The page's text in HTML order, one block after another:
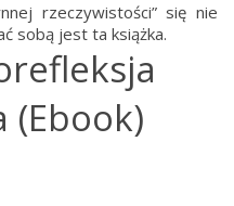
rzeczywistości” się nie
sobą jest ta książka.